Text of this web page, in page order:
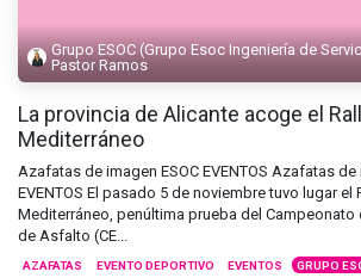
Grupo ESOC (Grupo Esoc Ingeniería de
Pastor Ramos
La provincia de Alicante acoge el
Mediterráneo
Azafatas de imagen ESOC EVENTOS Azafatas de
EVENTOS El pasado 5 de noviembre tuvo lugar el
Mediterráneo, penúltima prueba del Campeonato
de Asfalto (CE...
AZAFATAS EVENTO DEPORTIVO EVENTOS GRUPO